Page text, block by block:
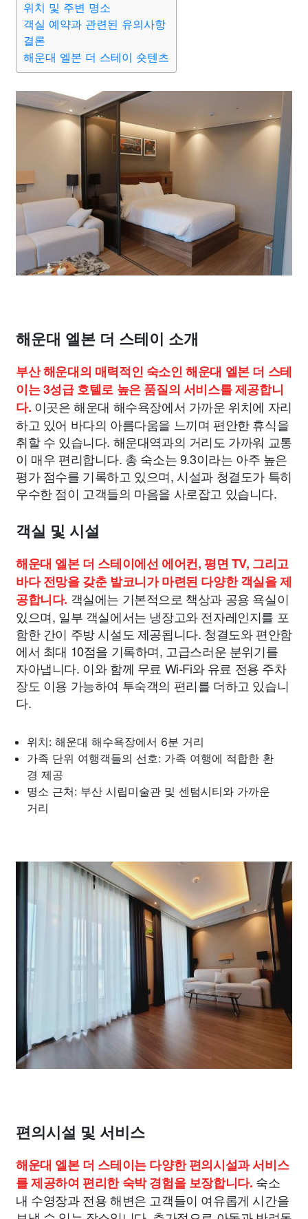
위치 및 주변 명소
객실 예약과 관련된 유의사항
결론
해운대 엘본 더 스테이 숏텐츠
해운대 엘본 더 스테이 소개
부산 해운대의 매력적인 숙소인 해운대 엘본 더 스테
이는 3성급 호텔로 높은 품질의 서비스를 제공합니
다. 이곳은 해운대 해수욕장에서 가까운 위치에 자리
하고 있어 바다의 아름다움을 느끼며 편안한 휴식을
취할 수 있습니다. 해운대역과의 거리도 가까워 교통
이 매우 편리합니다. 총 숙소는 9.3이라는 아주 높은
평가 점수를 기록하고 있으며, 시설과 청결도가 특히
우수한 점이 고객들의 마음을 사로잡고 있습니다.
객실 및 시설
해운대 엘본 더 스테이에선 에어컨, 평면 TV, 그리고
바다 전망을 갖춘 발코니가 마련된 다양한 객실을 제
공합니다. 객실에는 기본적으로 책상과 공용 욕실이
있으며, 일부 객실에서는 냉장고와 전자레인지를 포
함한 간이 주방 시설도 제공됩니다. 청결도와 편안함
에서 최대 10점을 기록하며, 고급스러운 분위기를
자아냅니다. 이와 함께 무료 Wi-Fi와 유료 전용 주차
장도 이용 가능하여 투숙객의 편리를 더하고 있습니
다.
위치: 해운대 해수욕장에서 6분 거리
가족 단위 여행객들의 선호: 가족 여행에 적합한 환
경 제공
명소 근처: 부산 시립미술관 및 센텀시티와 가까운
거리
편의시설 및 서비스
해운대 엘본 더 스테이는 다양한 편의시설과 서비스
를 제공하여 편리한 숙박 경험을 보장합니다. 숙소
내 수영장과 전용 해변은 고객들이 여유롭게 시간을